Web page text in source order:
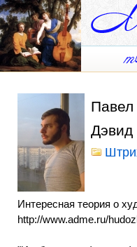
Павел
Дэвид
Интересная теория о
http://www.adme.ru/